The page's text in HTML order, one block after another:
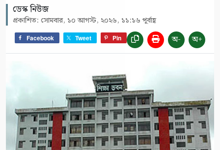
ডেস্ক নিউজ
প্রকাশিত: সোমবার, ১০ আগস্ট, ২০২৬, ১১:১৬ পূর্বাহ্ণ
Facebook Tweet Pin অ- অ+